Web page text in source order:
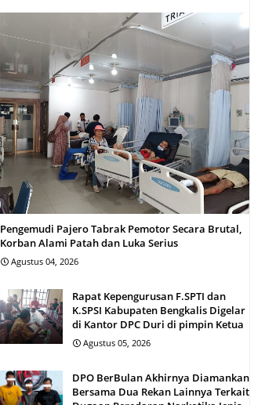
Pengemudi Pajero Tabrak Pemotor Secara Brutal,
Korban Alami Patah dan Luka Serius
Agustus 04, 2026
Rapat Kepengurusan F.SPTI dan
K.SPSI Kabupaten Bengkalis Digelar
di Kantor DPC Duri di pimpin Ketua
Agustus 05, 2026
DPO BerBulan Akhirnya Diamankan
Bersama Dua Rekan Lainnya Terkait